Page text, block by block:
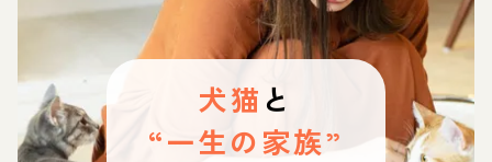
犬猫 と
“一生の家族”